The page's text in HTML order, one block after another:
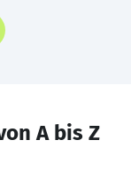
A bis Z